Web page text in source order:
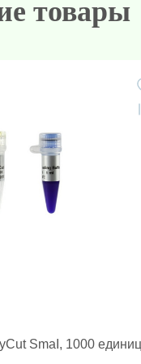
товары
SmaI, 1000 единиц